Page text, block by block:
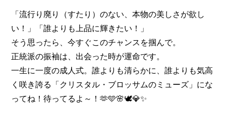
「流行り廃り（すたり）のない、本物の美しさが欲し
い！」「誰よりも上品に輝きたい！」
そう思ったら、今すぐこのチャンスを掴んで。
正統派の振袖は、出会った時が運命です。
一生に一度の成人式。誰よりも清らかに、誰よりも気高
く咲き誇る「クリスタル・ブロッサムのミューズ」にな
ってね！待ってるよ～！🫶🩵🌸🕊️💎✨